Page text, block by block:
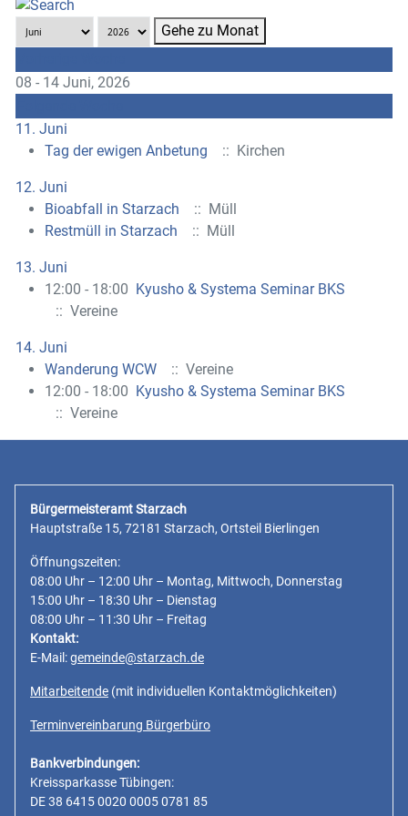
Gehe zu Monat
08 - 14 Juni, 2026
11. Juni
Tag der ewigen Anbetung
:: Kirchen
12. Juni
Bioabfall in Starzach
:: Müll
Restmüll in Starzach
:: Müll
13. Juni
12:00 - 18:00 Kyusho & Systema Seminar BKS
:: Vereine
14. Juni
Wanderung WCW
:: Vereine
12:00 - 18:00 Kyusho & Systema Seminar BKS
:: Vereine
Bürgermeisteramt Starzach
Hauptstraße 15, 72181 Starzach, Ortsteil Bierlingen
Öffnungszeiten:
08:00 Uhr – 12:00 Uhr – Montag, Mittwoch, Donnerstag
15:00 Uhr – 18:30 Uhr – Dienstag
08:00 Uhr – 11:30 Uhr – Freitag
Kontakt:
E-Mail:gemeinde@starzach.de
Mitarbeitende (mit individuellen Kontaktmöglichkeiten)
Terminvereinbarung Bürgerbüro
Bankverbindungen:
Kreissparkasse Tübingen:
DE 38 6415 0020 0005 0781 85